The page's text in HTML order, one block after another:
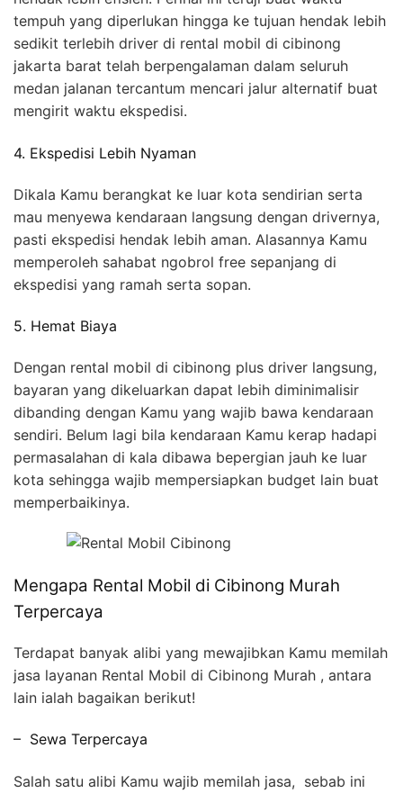
tempuh yang diperlukan hingga ke tujuan hendak lebih
sedikit terlebih driver di rental mobil di cibinong
jakarta barat telah berpengalaman dalam seluruh
medan jalanan tercantum mencari jalur alternatif buat
mengirit waktu ekspedisi.
4. Ekspedisi Lebih Nyaman
Dikala Kamu berangkat ke luar kota sendirian serta
mau menyewa kendaraan langsung dengan drivernya,
pasti ekspedisi hendak lebih aman. Alasannya Kamu
memperoleh sahabat ngobrol free sepanjang di
ekspedisi yang ramah serta sopan.
5. Hemat Biaya
Dengan rental mobil di cibinong plus driver langsung,
bayaran yang dikeluarkan dapat lebih diminimalisir
dibanding dengan Kamu yang wajib bawa kendaraan
sendiri. Belum lagi bila kendaraan Kamu kerap hadapi
permasalahan di kala dibawa bepergian jauh ke luar
kota sehingga wajib mempersiapkan budget lain buat
memperbaikinya.
Mengapa Rental Mobil di Cibinong Murah
Terpercaya
Terdapat banyak alibi yang mewajibkan Kamu memilah
jasa layanan Rental Mobil di Cibinong Murah , antara
lain ialah bagaikan berikut!
– Sewa Terpercaya
Salah satu alibi Kamu wajib memilah jasa, sebab ini